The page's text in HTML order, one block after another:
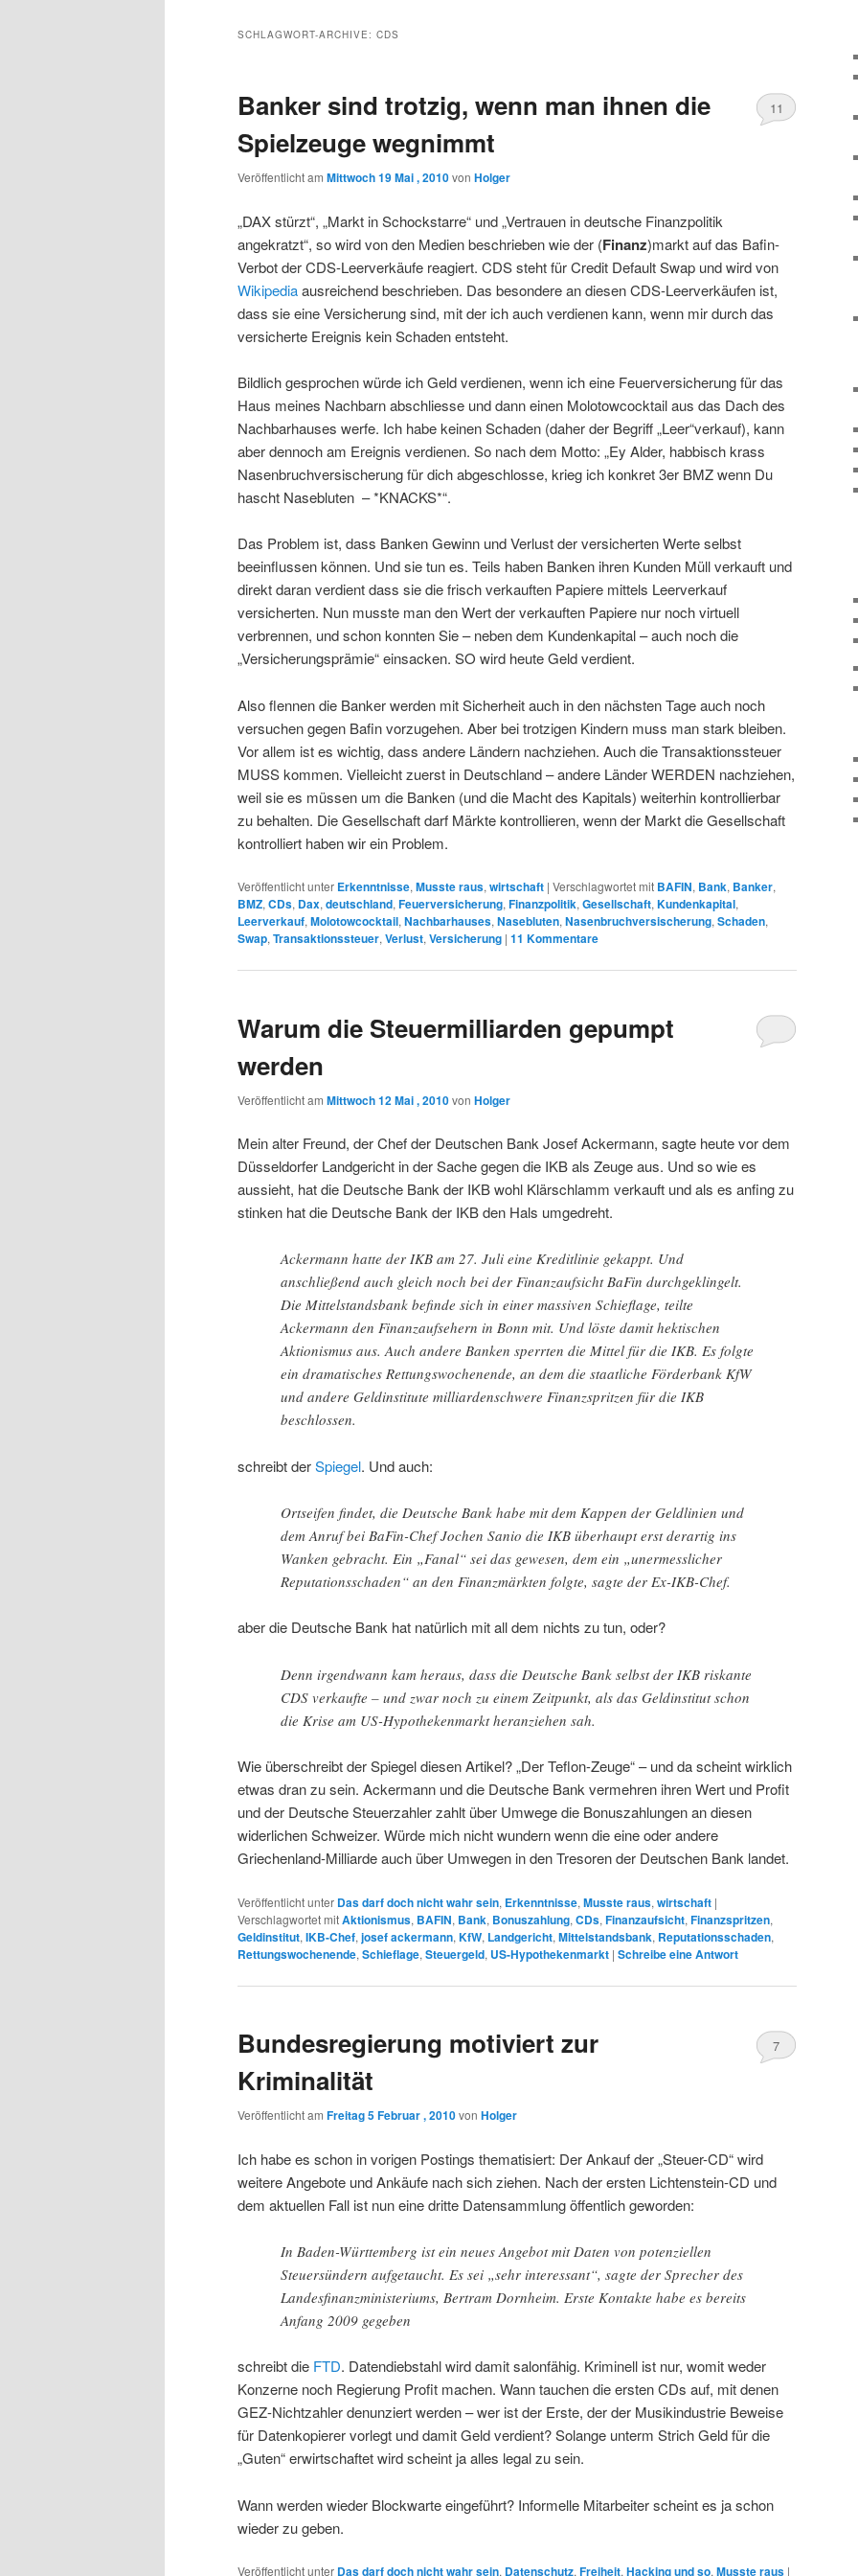
wechseln
SCHLAGWORT-ARCHIVE: CDS
Banker sind trotzig, wenn man ihnen die
Spielzeuge wegnimmt
Veröffentlicht am Mittwoch 19 Mai , 2010von Holger
11
„DAX stürzt“, „Markt in Schockstarre“ und „Vertrauen in deutsche Finanzpolitik
angekratzt“, so wird von den Medien beschrieben wie der (Finanz)markt auf das Bafin-
Verbot der CDS-Leerverkäufe reagiert. CDS steht für Credit Default Swap und wird von
Wikipediaausreichend beschrieben. Das besondere an diesen CDS-Leerverkäufen ist,
dass sie eine Versicherung sind, mit der ich auch verdienen kann, wenn mir durch das
versicherte Ereignis kein Schaden entsteht.
Bildlich gesprochen würde ich Geld verdienen, wenn ich eine Feuerversicherung für das
Haus meines Nachbarn abschliesse und dann einen Molotowcocktail aus das Dach des
Nachbarhauses werfe. Ich habe keinen Schaden (daher der Begriff „Leer“verkauf), kann
aber dennoch am Ereignis verdienen. So nach dem Motto: „Ey Alder, habbisch krass
Nasenbruchversischerung für dich abgeschlosse, krieg ich konkret 3er BMZ wenn Du
hascht Nasebluten – *KNACKS*“.
Das Problem ist, dass Banken Gewinn und Verlust der versicherten Werte selbst
beeinflussen können. Und sie tun es. Teils haben Banken ihren Kunden Müll verkauft und
direkt daran verdient dass sie die frisch verkauften Papiere mittels Leerverkauf
versicherten. Nun musste man den Wert der verkauften Papiere nur noch virtuell
verbrennen, und schon konnten Sie – neben dem Kundenkapital – auch noch die
„Versicherungsprämie“ einsacken. SO wird heute Geld verdient.
Also flennen die Banker werden mit Sicherheit auch in den nächsten Tage auch noch
versuchen gegen Bafin vorzugehen. Aber bei trotzigen Kindern muss man stark bleiben.
Vor allem ist es wichtig, dass andere Ländern nachziehen. Auch die Transaktionssteuer
MUSS kommen. Vielleicht zuerst in Deutschland – andere Länder WERDEN nachziehen,
weil sie es müssen um die Banken (und die Macht des Kapitals) weiterhin kontrollierbar
zu behalten. Die Gesellschaft darf Märkte kontrollieren, wenn der Markt die Gesellschaft
kontrolliert haben wir ein Problem.
Veröffentlicht unter Erkenntnisse, Musste raus, wirtschaft | Verschlagwortet mit BAFIN, Bank, Banker,
BMZ, CDs, Dax, deutschland, Feuerversicherung, Finanzpolitik, Gesellschaft, Kundenkapital,
Leerverkauf, Molotowcocktail, Nachbarhauses, Nasebluten, Nasenbruchversischerung, Schaden,
Swap, Transaktionssteuer, Verlust, Versicherung | 11 Kommentare
Warum die Steuermilliarden gepumpt
werden
Veröffentlicht am Mittwoch 12 Mai , 2010von Holger
Mein alter Freund, der Chef der Deutschen Bank Josef Ackermann, sagte heute vor dem
Düsseldorfer Landgericht in der Sache gegen die IKB als Zeuge aus. Und so wie es
aussieht, hat die Deutsche Bank der IKB wohl Klärschlamm verkauft und als es anfing zu
stinken hat die Deutsche Bank der IKB den Hals umgedreht.
Ackermann hatte der IKB am 27. Juli eine Kreditlinie gekappt. Und
anschließend auch gleich noch bei der Finanzaufsicht BaFin durchgeklingelt.
Die Mittelstandsbank befinde sich in einer massiven Schieflage, teilte
Ackermann den Finanzaufsehern in Bonn mit. Und löste damit hektischen
Aktionismus aus. Auch andere Banken sperrten die Mittel für die IKB. Es folgte
ein dramatisches Rettungswochenende, an dem die staatliche Förderbank KfW
und andere Geldinstitute milliardenschwere Finanzspritzen für die IKB
beschlossen.
schreibt derSpiegel. Und auch:
Ortseifen findet, die Deutsche Bank habe mit dem Kappen der Geldlinien und
dem Anruf bei BaFin-Chef Jochen Sanio die IKB überhaupt erst derartig ins
Wanken gebracht. Ein „Fanal“ sei das gewesen, dem ein „unermesslicher
Reputationsschaden“ an den Finanzmärkten folgte, sagte der Ex-IKB-Chef.
aber die Deutsche Bank hat natürlich mit all dem nichts zu tun, oder?
Denn irgendwann kam heraus, dass die Deutsche Bank selbst der IKB riskante
CDS verkaufte – und zwar noch zu einem Zeitpunkt, als das Geldinstitut schon
die Krise am US-Hypothekenmarkt heranziehen sah.
Wie überschreibt der Spiegel diesen Artikel? „Der Teflon-Zeuge“ – und da scheint wirklich
etwas dran zu sein. Ackermann und die Deutsche Bank vermehren ihren Wert und Profit
und der Deutsche Steuerzahler zahlt über Umwege die Bonuszahlungen an diesen
widerlichen Schweizer. Würde mich nicht wundern wenn die eine oder andere
Griechenland-Milliarde auch über Umwegen in den Tresoren der Deutschen Bank landet.
Veröffentlicht unter Das darf doch nicht wahr sein, Erkenntnisse, Musste raus, wirtschaft |
Verschlagwortet mitAktionismus, BAFIN, Bank, Bonuszahlung, CDs, Finanzaufsicht, Finanzspritzen,
Geldinstitut, IKB-Chef, josef ackermann, KfW, Landgericht, Mittelstandsbank, Reputationsschaden,
Rettungswochenende, Schieflage, Steuergeld, US-Hypothekenmarkt | Schreibe eine Antwort
Bundesregierung motiviert zur
Kriminalität
Veröffentlicht am Freitag 5 Februar , 2010von Holger
7
Ich habe es schon in vorigen Postings thematisiert: Der Ankauf der „Steuer-CD“ wird
weitere Angebote und Ankäufe nach sich ziehen. Nach der ersten Lichtenstein-CD und
dem aktuellen Fall ist nun eine dritte Datensammlung öffentlich geworden:
In Baden-Württemberg ist ein neues Angebot mit Daten von potenziellen
Steuersündern aufgetaucht. Es sei „sehr interessant“, sagte der Sprecher des
Landesfinanzministeriums, Bertram Dornheim. Erste Kontakte habe es bereits
Anfang 2009 gegeben
schreibt die FTD. Datendiebstahl wird damit salonfähig. Kriminell ist nur, womit weder
Konzerne noch Regierung Profit machen. Wann tauchen die ersten CDs auf, mit denen
GEZ-Nichtzahler denunziert werden – wer ist der Erste, der der Musikindustrie Beweise
für Datenkopierer vorlegt und damit Geld verdient? Solange unterm Strich Geld für die
„Guten“ erwirtschaftet wird scheint ja alles legal zu sein.
Wann werden wieder Blockwarte eingeführt? Informelle Mitarbeiter scheint es ja schon
wieder zu geben.
Veröffentlicht unter Das darf doch nicht wahr sein, Datenschutz, Freiheit, Hacking und so, Musste raus |